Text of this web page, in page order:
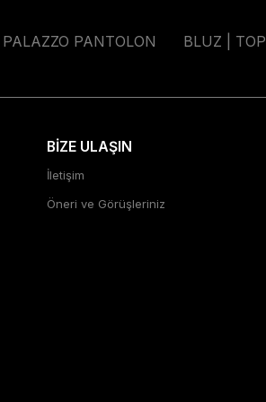
PALAZZO PANTOLON BLUZ | TOP
BİZE ULAŞIN
İletişim
Öneri ve Görüşleriniz